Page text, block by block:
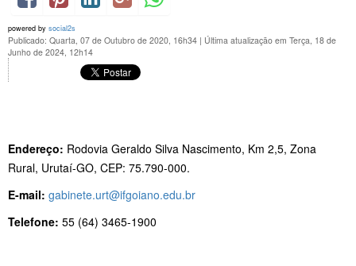
powered by social2s
Publicado: Quarta, 07 de Outubro de 2020, 16h34 | Última atualização em Terça, 18 de
Junho de 2024, 12h14
Endereço: Rodovia Geraldo Silva Nascimento, Km 2,5, Zona
Rural, Urutaí-GO, CEP: 75.790-000.
E-mail: gabinete.urt@ifgoiano.edu.br
Telefone: 55 (64) 3465-1900